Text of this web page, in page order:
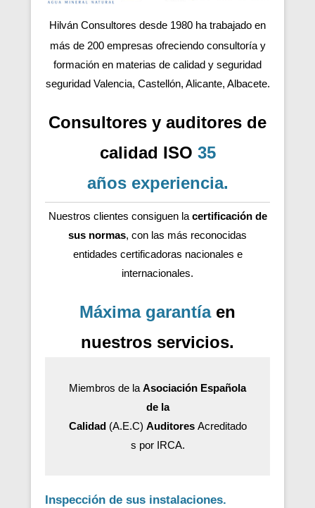
Hilván Consultores desde 1980 ha trabajado en
más de 200 empresas ofreciendo consultoría y
formación en materias de calidad y seguridad
seguridad Valencia, Castellón, Alicante, Albacete.
Consultores y auditores de
calidad ISO 35
años experiencia.
Nuestros clientes consiguen la certificación de
sus normas, con las más reconocidas
entidades certificadoras nacionales e
internacionales.
Máxima garantíaen
nuestros servicios.
Miembros de la Asociación Española
de la
Calidad(A.E.C) AuditoresAcreditado
s por IRCA.
Inspección de sus instalaciones.